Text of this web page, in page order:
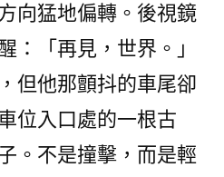
向猛地偏轉。後視鏡
：「再見，世界。」
但他那顫抖的車尾卻
位入口處的一根古
。不是撞擊，而是輕